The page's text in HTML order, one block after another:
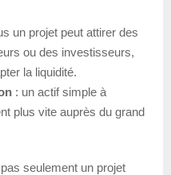
un projet peut attirer des
ou des investisseurs,
la liquidité.
: un actif simple à
plus vite auprès du grand
seulement un projet